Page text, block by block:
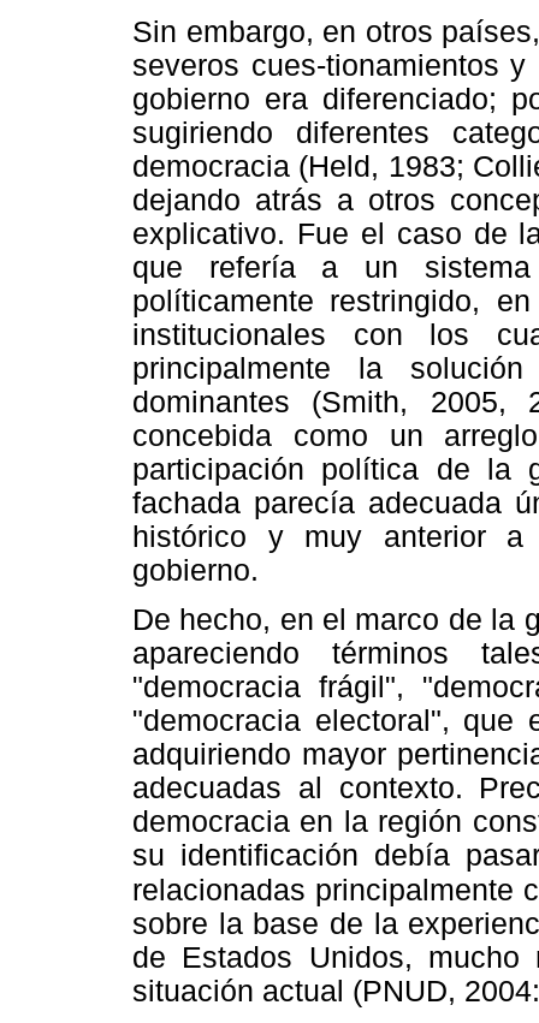
Sin embargo, en otros
severos cues-tionamientos
gobierno era diferenciado;
sugiriendo diferentes
democracia (Held, 1983;
dejando atrás a otros
explicativo. Fue el caso de
que refería a un sistema
políticamente restringido,
institucionales con los
principalmente la
dominantes (Smith, 2005,
concebida como un
participación política de la
fachada parecía adecuada
histórico y muy anterior
gobierno.
De hecho, en el marco de la
apareciendo términos
"democracia frágil",
"democracia electoral", que
adquiriendo mayor
adecuadas al contexto.
democracia en la región
su identificación debía
relacionadas principalmente
sobre la base de la
de Estados Unidos,
situación actual (PNUD,